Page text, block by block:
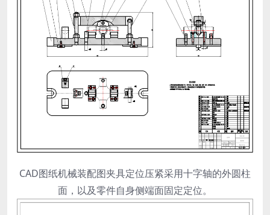
CAD图纸机械装配图夹具定位压紧采用十字轴的外圆柱
面，以及零件自身侧端面固定定位。